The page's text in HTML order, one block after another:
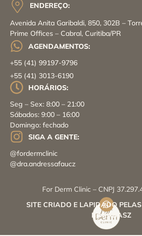
ENDEREÇO:
Avenida Anita Garibaldi, 850, 302B –
Prime Offices – Cabral, Curitiba/PR
AGENDAMENTOS:
+55 (41) 99197-9796
+55 (41) 3013-6190
HORÁRIOS:
Seg – Sex: 8:00 – 21:00
Sábados: 9:00 – 16:00
Domingo: fechado
SIGA A GENTE:
@fordermclinic
@dra.andressafaucz
For Derm Clinic – CNPJ
SITE CRIADO E LAPIDADO
BARABASZ